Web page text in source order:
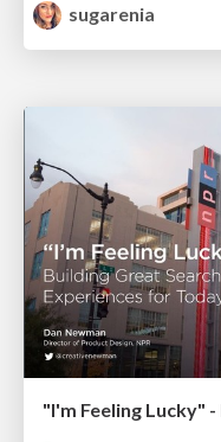
sugarenia